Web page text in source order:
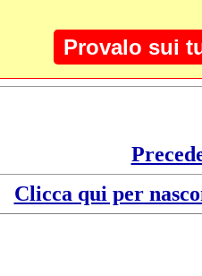
Provalo sui
Clicca qui per